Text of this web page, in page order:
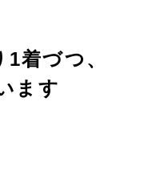
着づつ、
ます